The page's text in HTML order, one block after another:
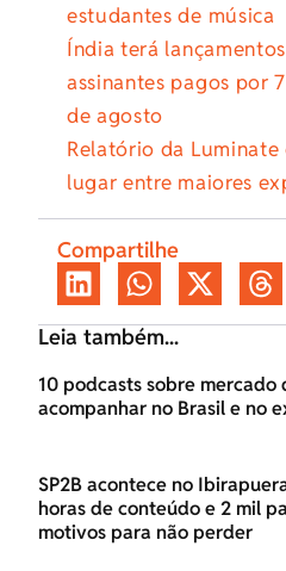
estudantes de música
Índia terá
assinantes pagos por
de agosto
Relatório da Luminate
lugar entre maiores
Compartilhe
Leia também...
10 podcasts sobre mercado
acompanhar no Brasil e no
SP2B acontece no
horas de conteúdo e 2 mil
motivos para não perder